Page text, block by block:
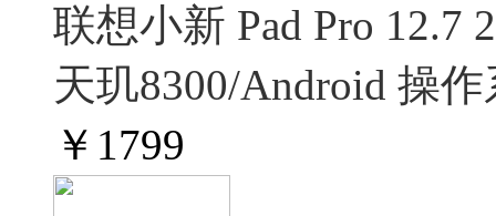
联想小新 Pad Pro 12.7
天玑8300/Android 操
￥ 1799